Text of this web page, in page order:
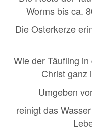
Worms bis ca.
Die Osterkerze
Wie der Täufling
Christ ganz
Umgeben
reinigt das